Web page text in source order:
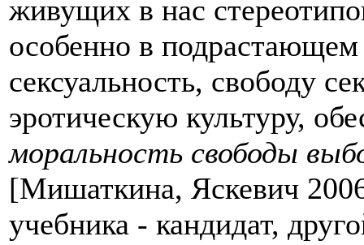
живущих в нас
особенно в
сексуальность, свободу
эротическую культуру,
моральность свободы
[Мишаткина, Яскевич
учебника - кандидат,